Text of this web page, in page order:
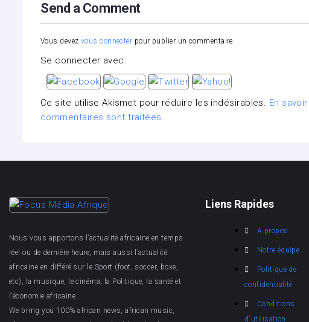
Send a Comment
Vous devez vous connecter pour publier un commentaire.
Se connecter avec:
Ce site utilise Akismet pour réduire les indésirables. En
commentaires sont traitées.
Nous vous apportons l’actualité africaine en temps
réel ou de dernière heure, mais aussi l’actualité
africaine en différé sur le Sport (foot, soccer, boxe,
etc), la musique, le cinéma, la Politique, la santé et
l’économie africaine .
We bring you 100% african news, african music,
Liens Rapides
A propos
Notre équipe
Politique de
confidentialité
Conditions
d'utilisation